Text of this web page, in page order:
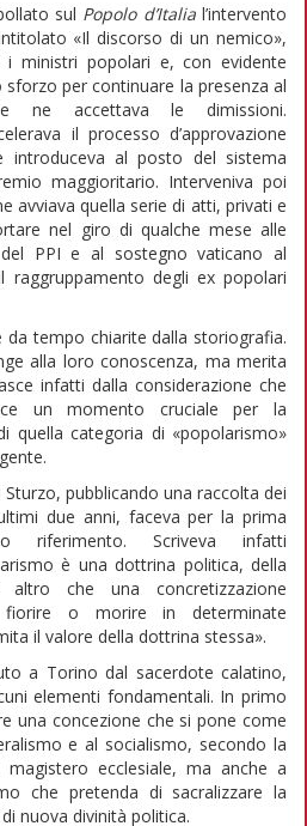
sul Popolo d’Italial’intervento
«Il discorso di un nemico»,
i ministri popolari e, con evidente
per continuare la presenza al
ne accettava le dimissioni.
il processo d’approvazione
introduceva al posto del sistema
maggioritario. Interveniva poi
avviava quella serie di atti, privati e
nel giro di qualche mese alle
PPI e al sostegno vaticano al
raggruppamento degli ex popolari
tempo chiarite dalla storiografia.
alla loro conoscenza, ma merita
infatti dalla considerazione che
un momento cruciale per la
quella categoria di «popolarismo»
pubblicando una raccolta dei
due anni, faceva per la prima
Scriveva infatti
è una dottrina politica, della
che una concretizzazione
fiorire o morire in determinate
il valore della dottrina stessa».
a Torino dal sacerdote calatino,
elementi fondamentali. In primo
una concezione che si pone come
e al socialismo, secondo la
ecclesiale, ma anche a
che pretenda di sacralizzare la
nuova divinità politica.